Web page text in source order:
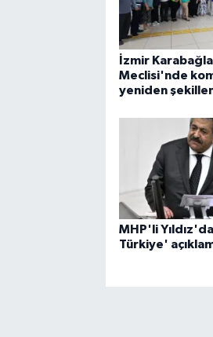
İzmir
Meclisi'nde
yeniden
MHP'li
Türkiye'